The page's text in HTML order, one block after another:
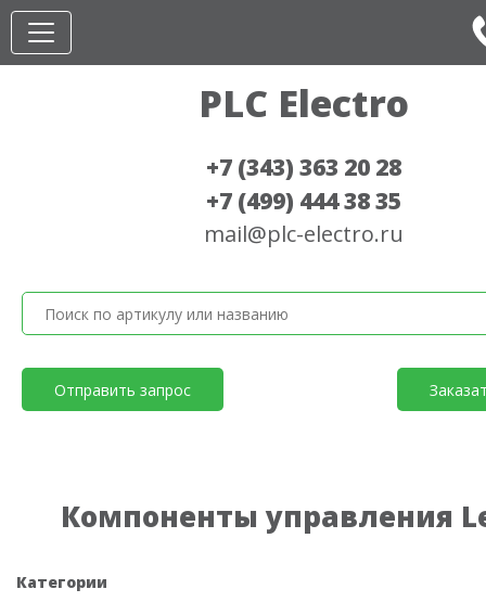
PLC Electro
+7 (343) 363 20 28
+7 (499) 444 38 35
mail@plc-electro.ru
Отправить запрос
Компоненты управления
Категории